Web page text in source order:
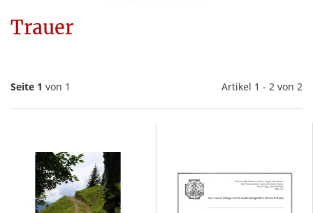
Trauer
Seite 1 von 1 Artikel 1 - 2 von 2